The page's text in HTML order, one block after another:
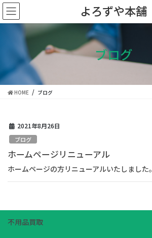
コ
ン
テ
移
動
ナ
ビ
ゲ
ン
に
よろずや本舗
ブログ
HOME ブログ
2021年8月26日
ブログ
ホームページリニューアル
ホームページの方リニューアルいたしました。
不用品買取